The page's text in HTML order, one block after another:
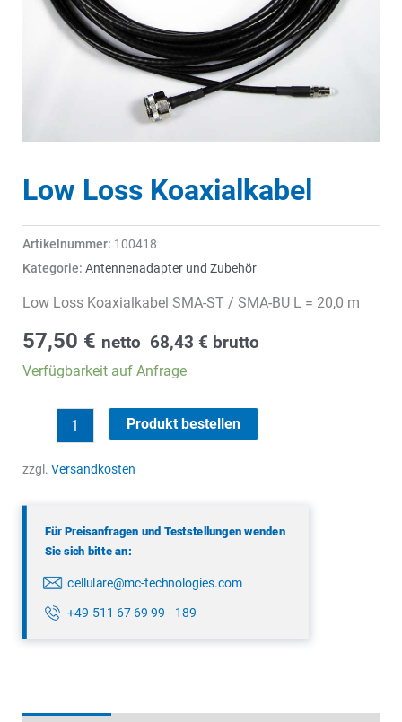
Low Loss Koaxialkabel
Artikelnummer: 100418
Kategorie: Antennenadapter und Zubehör
Low Loss Koaxialkabel SMA-ST / SMA-BU L = 20,0 m
57,50 € netto 68,43 € brutto
Verfügbarkeit auf Anfrage
Koaxialkabel
Produkt bestellen
zzgl. Versandkosten
Für Preisanfragen und Teststellungen wenden
Sie sich bitte an:
cellulare@mc-technologies.com
+49 511 67 69 99 - 189